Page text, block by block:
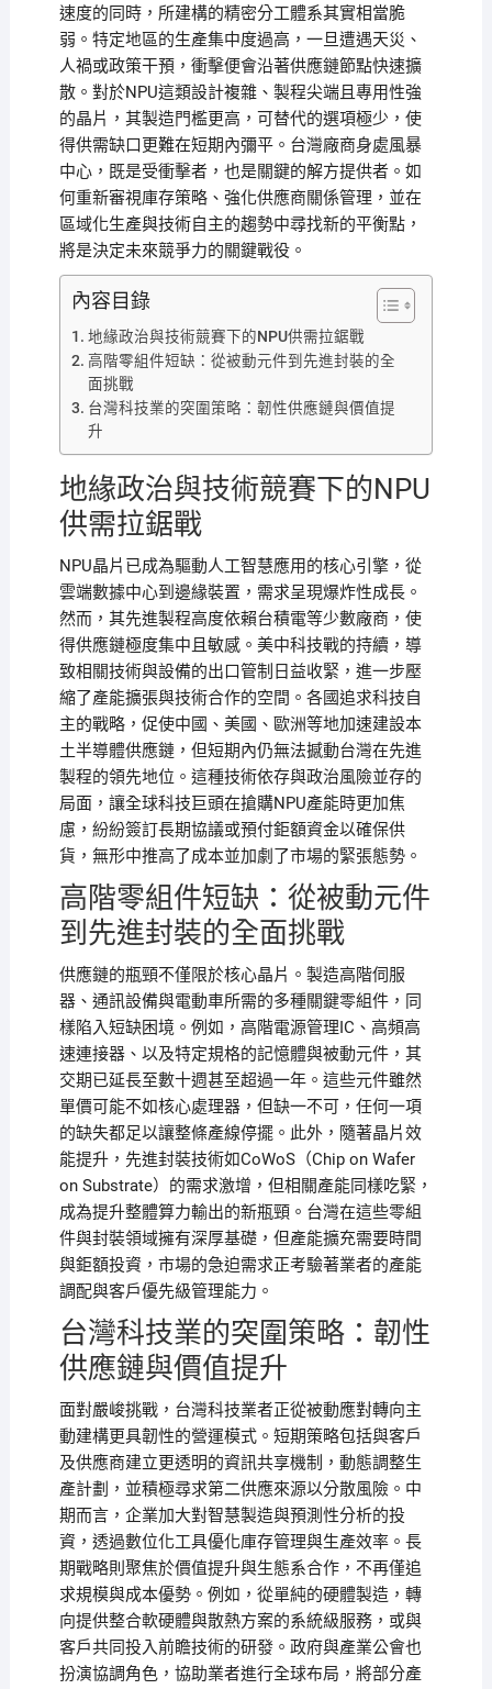
速度的同時，所建構的精密分工體系其實相當脆
弱。特定地區的生產集中度過高，一旦遭遇天災、
人禍或政策干預，衝擊便會沿著供應鏈節點快速擴
散。對於NPU這類設計複雜、製程尖端且專用性強
的晶片，其製造門檻更高，可替代的選項極少，使
得供需缺口更難在短期內彌平。台灣廠商身處風暴
中心，既是受衝擊者，也是關鍵的解方提供者。如
何重新審視庫存策略、強化供應商關係管理，並在
區域化生產與技術自主的趨勢中尋找新的平衡點，
將是決定未來競爭力的關鍵戰役。
內容目錄
地緣政治與技術競賽下的NPU供需拉鋸戰
高階零組件短缺：從被動元件到先進封裝的全
面挑戰
台灣科技業的突圍策略：韌性供應鏈與價值提
升
地緣政治與技術競賽下的NPU
供需拉鋸戰
NPU晶片已成為驅動人工智慧應用的核心引擎，從
雲端數據中心到邊緣裝置，需求呈現爆炸性成長。
然而，其先進製程高度依賴台積電等少數廠商，使
得供應鏈極度集中且敏感。美中科技戰的持續，導
致相關技術與設備的出口管制日益收緊，進一步壓
縮了產能擴張與技術合作的空間。各國追求科技自
主的戰略，促使中國、美國、歐洲等地加速建設本
土半導體供應鏈，但短期內仍無法撼動台灣在先進
製程的領先地位。這種技術依存與政治風險並存的
局面，讓全球科技巨頭在搶購NPU產能時更加焦
慮，紛紛簽訂長期協議或預付鉅額資金以確保供
貨，無形中推高了成本並加劇了市場的緊張態勢。
高階零組件短缺：從被動元件
到先進封裝的全面挑戰
供應鏈的瓶頸不僅限於核心晶片。製造高階伺服
器、通訊設備與電動車所需的多種關鍵零組件，同
樣陷入短缺困境。例如，高階電源管理IC、高頻高
速連接器、以及特定規格的記憶體與被動元件，其
交期已延長至數十週甚至超過一年。這些元件雖然
單價可能不如核心處理器，但缺一不可，任何一項
的缺失都足以讓整條產線停擺。此外，隨著晶片效
能提升，先進封裝技術如CoWoS（Chip on Wafer
on Substrate）的需求激增，但相關產能同樣吃緊，
成為提升整體算力輸出的新瓶頸。台灣在這些零組
件與封裝領域擁有深厚基礎，但產能擴充需要時間
與鉅額投資，市場的急迫需求正考驗著業者的產能
調配與客戶優先級管理能力。
台灣科技業的突圍策略：韌性
供應鏈與價值提升
面對嚴峻挑戰，台灣科技業者正從被動應對轉向主
動建構更具韌性的營運模式。短期策略包括與客戶
及供應商建立更透明的資訊共享機制，動態調整生
產計劃，並積極尋求第二供應來源以分散風險。中
期而言，企業加大對智慧製造與預測性分析的投
資，透過數位化工具優化庫存管理與生產效率。長
期戰略則聚焦於價值提升與生態系合作，不再僅追
求規模與成本優勢。例如，從單純的硬體製造，轉
向提供整合軟硬體與散熱方案的系統級服務，或與
客戶共同投入前瞻技術的研發。政府與產業公會也
扮演協調角色，協助業者進行全球布局，將部分產